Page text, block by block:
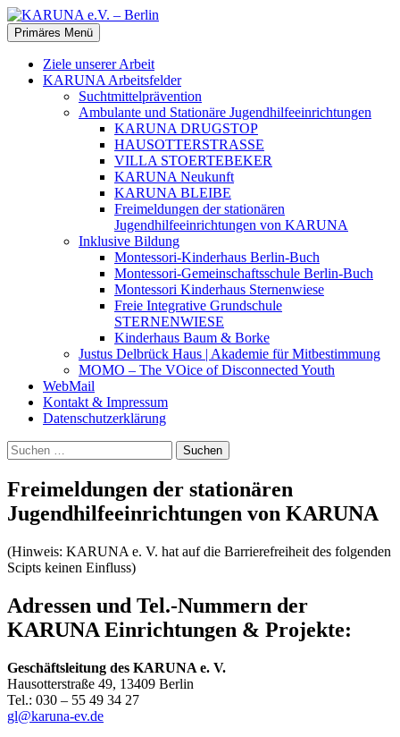
Zum
Inhalt
springen
KARUNA e.V. – Berlin
Suchen
Primäres Menü
Ziele unserer Arbeit
KARUNA Arbeitsfelder
Suchtmittelprävention
Ambulante und Stationäre Jugendhilfeeinrichtungen
KARUNA DRUGSTOP
HAUSOTTERSTRASSE
VILLA STOERTEBEKER
KARUNA Neukunft
KARUNA BLEIBE
Freimeldungen der stationären
Jugendhilfeeinrichtungen von KARUNA
Inklusive Bildung
Montessori-Kinderhaus Berlin-Buch
Montessori-Gemeinschaftsschule Berlin-Buch
Montessori Kinderhaus Sternenwiese
Freie Integrative Grundschule
STERNENWIESE
Kinderhaus Baum & Borke
Justus Delbrück Haus | Akademie für Mitbestimmung
MOMO – The VOice of Disconnected Youth
WebMail
Kontakt & Impressum
Datenschutzerklärung
Suchen
nach:
Freimeldungen der stationären
Jugendhilfeeinrichtungen von KARUNA
(Hinweis: KARUNA e. V. hat auf die Barrierefreiheit des folgenden
Scipts keinen Einfluss)
Adressen und Tel.-Nummern der
KARUNA Einrichtungen & Projekte:
Geschäftsleitung des KARUNA e. V.
Hausotterstraße 49, 13409 Berlin
Tel.: 030 – 55 49 34 27
gl@karuna-ev.de